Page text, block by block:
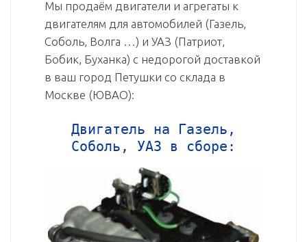
Мы продаём двигатели и агрегаты к
двигателям для автомобилей (Газель,
Соболь, Волга …) и УАЗ (Патриот,
Бобик, Буханка) с недорогой доставкой
в ваш город Петушки со склада в
Москве (ЮВАО):
Двигатель на Газель,
Соболь, УАЗ в сборе: